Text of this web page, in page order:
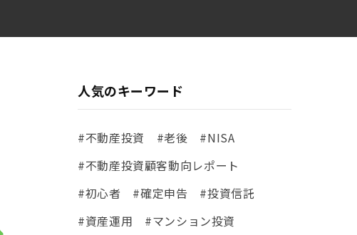
人気のキーワード
#不動産投資 #老後
#NISA
#不動産投資顧客動向レポート
#初心者
#確定申告
#投資信託
#資産運用
#マンション投資